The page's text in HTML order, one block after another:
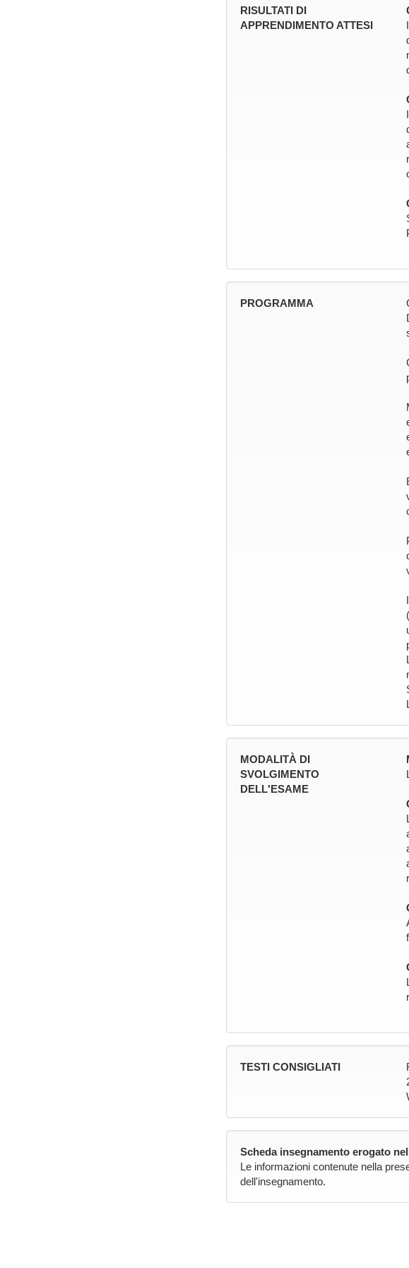
RISULTATI DI
APPRENDIMENTO ATTESI
PROGRAMMA
MODALITÀ DI
SVOLGIMENTO
DELL'ESAME
TESTI CONSIGLIATI
Scheda insegnamento erogato
Le informazioni contenute nella
dell'insegnamento.